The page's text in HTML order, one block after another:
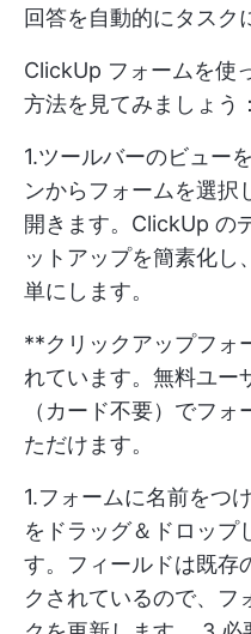
回答を自動的にタスク
ClickUp フォームを使
方法を見てみましょう：
1.ツールバーのビュー
ンからフォームを選択
開きます。ClickUp の
ットアップを簡素化し
単にします。
**クリックアップフォ
れています。無料ユー
（カード不要）でフ
ただけます。
1.フォームに名前をつ
をドラッグ＆ドロップ
す。フィールドは既存
クされているので、フ